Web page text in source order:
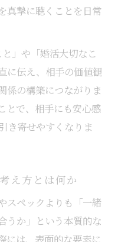
真摯に聴くことを日常
」や「婚活大切なこ
に伝え、相手の価値観
係の構築につながりま
とで、相手にも安心感
き寄せやすくなりま
え方とは何か
スペックよりも「一緒
うか」という本質的な
には、表面的な要素に